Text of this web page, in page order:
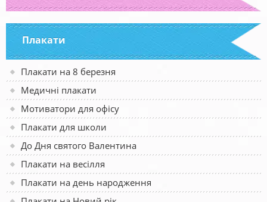
Плакати
Плакати на 8 березня
Медичні плакати
Мотиватори для офісу
Плакати для школи
До Дня святого Валентина
Плакати на весілля
Плакати на день народження